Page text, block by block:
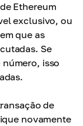
Ethereum
exclusivo, ou
que as
Se
isso
de
novamente